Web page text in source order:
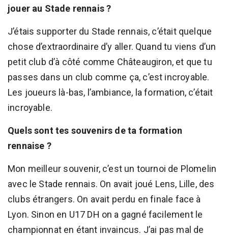
jouer au Stade rennais ?
J’étais supporter du Stade rennais, c’était quelque
chose d’extraordinaire d’y aller. Quand tu viens d’un
petit club d’à côté comme Châteaugiron, et que tu
passes dans un club comme ça, c’est incroyable.
Les joueurs là-bas, l’ambiance, la formation, c’était
incroyable.
Quels sont tes souvenirs de ta formation
rennaise ?
Mon meilleur souvenir, c’est un tournoi de Plomelin
avec le Stade rennais. On avait joué Lens, Lille, des
clubs étrangers. On avait perdu en finale face à
Lyon. Sinon en U17 DH on a gagné facilement le
championnat en étant invaincus. J’ai pas mal de